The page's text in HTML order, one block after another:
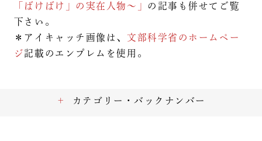
「ばけばけ」の実在人物～」 の記事も併せてご覧
下さい。
＊アイキャッチ画像は、 文部科学省のホームペー
ジ記載のエンプレムを使用。
カテゴリー・バックナンバー